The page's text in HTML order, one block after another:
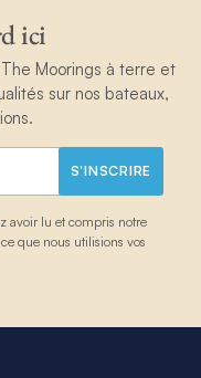
ici
Moorings à terre et
sur nos bateaux,
S'INSCRIRE
avoir lu et compris notre
que nous utilisions vos